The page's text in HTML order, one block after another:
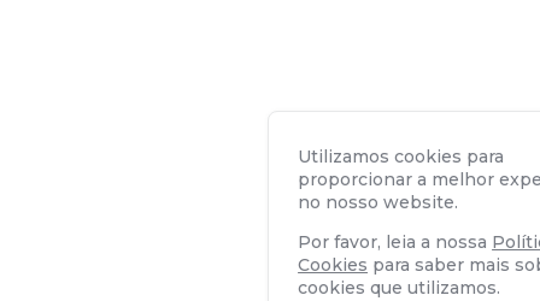
Utilizamos cookies para
proporcionar a melhor
no nosso website.
Por favor, leia a nossa
Cookies para saber mais
cookies que utilizamos.